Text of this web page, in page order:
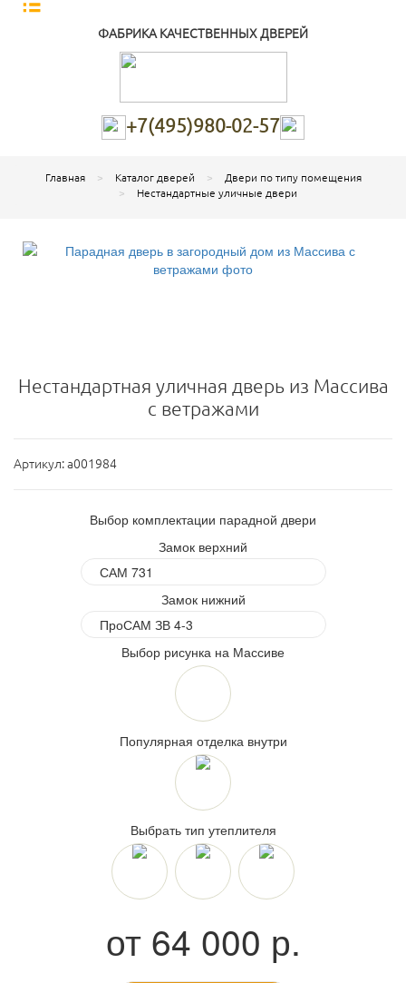
ФАБРИКА КАЧЕСТВЕННЫХ ДВЕРЕЙ
+7(495)980-02-57
Главная Каталог дверей
Двери по типу помещения
Нестандартные уличные двери
Нестандартная уличная дверь из Массива
с ветражами
Артикул:a001984
Выбор комплектации парадной двери
Замок верхний
Замок нижний
Выбор рисунка на Массиве
Популярная отделка внутри
Выбрать тип утеплителя
от 64 000 р.